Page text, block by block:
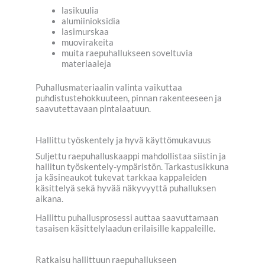
lasikuulia
alumiinioksidia
lasimurskaa
muovirakeita
muita raepuhallukseen soveltuvia
materiaaleja
Puhallusmateriaalin valinta vaikuttaa
puhdistustehokkuuteen, pinnan rakenteeseen ja
saavutettavaan pintalaatuun.
Hallittu työskentely ja hyvä käyttömukavuus
Suljettu raepuhalluskaappi mahdollistaa siistin ja
hallitun työskentely-ympäristön. Tarkastusikkuna
ja käsineaukot tukevat tarkkaa kappaleiden
käsittelyä sekä hyvää näkyvyyttä puhalluksen
aikana.
Hallittu puhallusprosessi auttaa saavuttamaan
tasaisen käsittelylaadun erilaisille kappaleille.
Ratkaisu hallittuun raepuhallukseen